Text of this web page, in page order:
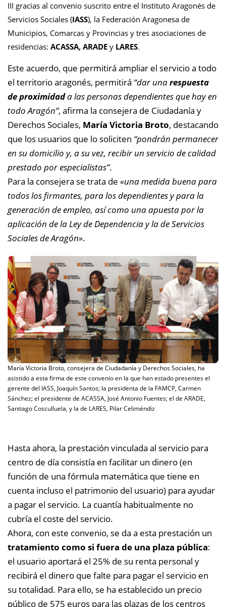
III gracias al convenio suscrito entre el Instituto Aragonés de
Servicios Sociales (IASS), la Federación Aragonesa de
Municipios, Comarcas y Provincias y tres asociaciones de
residencias: ACASSA, ARADE y LARES.
Este acuerdo, que permitirá ampliar el servicio a todo
el territorio aragonés, permitirá “dar unarespuesta
de proximidada las personas dependientes que hay en
todo Aragón”, afirma la consejera de Ciudadanía y
Derechos Sociales, María Victoria Broto, destacando
que los usuarios que lo soliciten “pondrán permanecer
en su domicilio y, a su vez, recibir un servicio de calidad
prestado por especialistas”.
Para la consejera se trata de «una medida buena para
todos los firmantes, para los dependientes y para la
generación de empleo, así como una apuesta por la
aplicación de la Ley de Dependencia y la de Servicios
Sociales de Aragón».
María Victoria Broto, consejera de Ciudadanía y Derechos Sociales, ha
asistido a esta firma de este convenio en la que han estado presentes el
gerente del IASS, Joaquín Santos; la presidenta de la FAMCP, Carmen
Sánchez; el presidente de ACASSA, José Antonio Fuentes; el de ARADE,
Santiago Cosculluela, y la de LARES, Pilar Celiméndiz
Hasta ahora, la prestación vinculada al servicio para
centro de día consistía en facilitar un dinero (en
función de una fórmula matemática que tiene en
cuenta incluso el patrimonio del usuario) para ayudar
a pagar el servicio. La cuantía habitualmente no
cubría el coste del servicio.
Ahora, con este convenio, se da a esta prestación un
tratamiento como si fuera de una plaza pública:
el usuario aportará el 25% de su renta personal y
recibirá el dinero que falte para pagar el servicio en
su totalidad. Para ello, se ha establecido un precio
público de 575 euros para las plazas de los centros